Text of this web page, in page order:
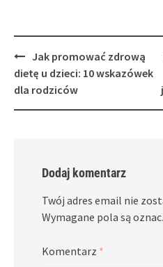
Post
navigation
Jak promować zdrową
dietę u dzieci: 10 wskazówek
dla rodziców
Dodaj komentarz
Twój adres email nie
Wymagane pola są
Komentarz *